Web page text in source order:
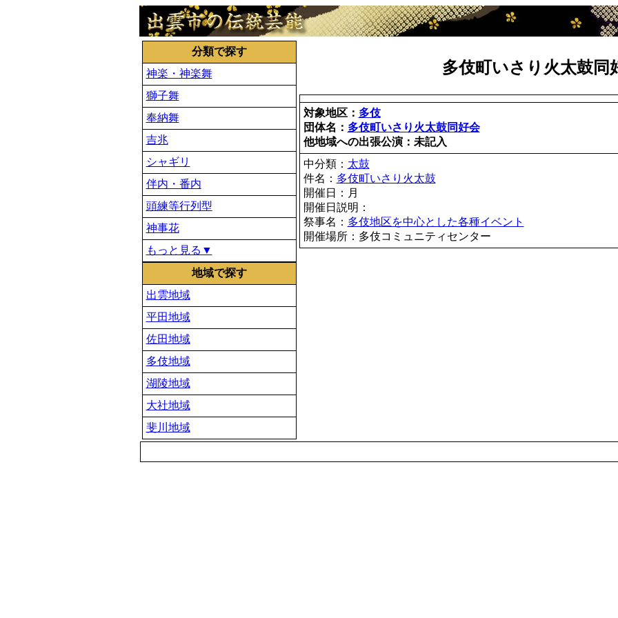
分類で探す
神楽・神楽舞
獅子舞
奉納舞
吉兆
シャギリ
伴内・番内
頭練等行列型
神事花
もっと見る▼
地域で探す
出雲地域
平田地域
佐田地域
多伎地域
湖陵地域
大社地域
斐川地域
多伎町いさり火太鼓同
対象地区： 多伎
団体名： 多伎町いさり火太鼓同好会
他地域への出張公演：未記入
中分類： 太鼓
件名： 多伎町いさり火太鼓
開催日：月
開催日説明：
祭事名： 多伎地区を中心とした各種イベント
開催場所：多伎コミュニティセンター